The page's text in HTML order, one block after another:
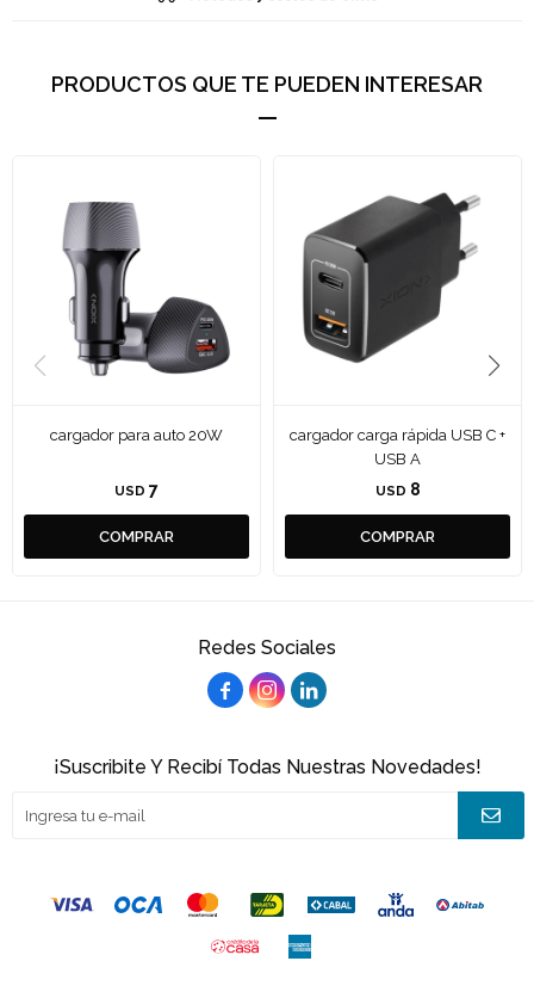
PRODUCTOS QUE TE PUEDEN INTERESAR
cargador para auto 20W
USD 7
cargador carga rápida USB C +
USB A
USD 8
Redes Sociales
  
¡Suscribite Y Recibí Todas Nuestras Novedades!